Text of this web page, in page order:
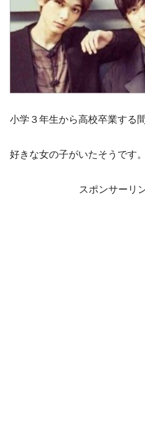
小学３年生から高校卒業する間
好きな女の子がいたそうです。
スポンサーリ